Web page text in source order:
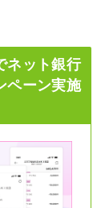
ネット銀行
ペーン実施